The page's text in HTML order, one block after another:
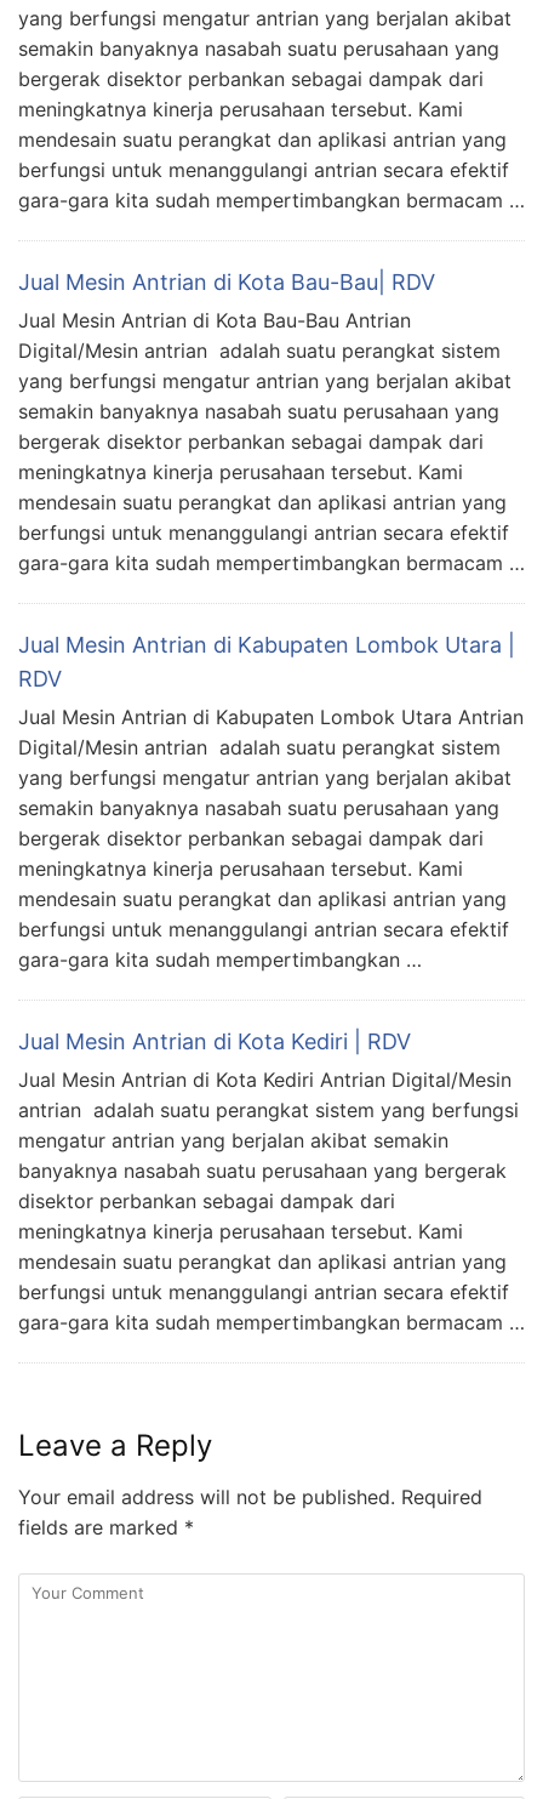
yang berfungsi mengatur antrian yang berjalan akibat
semakin banyaknya nasabah suatu perusahaan yang
bergerak disektor perbankan sebagai dampak dari
meningkatnya kinerja perusahaan tersebut. Kami
mendesain suatu perangkat dan aplikasi antrian yang
berfungsi untuk menanggulangi antrian secara efektif
gara-gara kita sudah mempertimbangkan bermacam …
Jual Mesin Antrian di Kota Bau-Bau| RDV
Jual Mesin Antrian di Kota Bau-Bau Antrian
Digital/Mesin antrian adalah suatu perangkat sistem
yang berfungsi mengatur antrian yang berjalan akibat
semakin banyaknya nasabah suatu perusahaan yang
bergerak disektor perbankan sebagai dampak dari
meningkatnya kinerja perusahaan tersebut. Kami
mendesain suatu perangkat dan aplikasi antrian yang
berfungsi untuk menanggulangi antrian secara efektif
gara-gara kita sudah mempertimbangkan bermacam …
Jual Mesin Antrian di Kabupaten Lombok Utara |
RDV
Jual Mesin Antrian di Kabupaten Lombok Utara Antrian
Digital/Mesin antrian adalah suatu perangkat sistem
yang berfungsi mengatur antrian yang berjalan akibat
semakin banyaknya nasabah suatu perusahaan yang
bergerak disektor perbankan sebagai dampak dari
meningkatnya kinerja perusahaan tersebut. Kami
mendesain suatu perangkat dan aplikasi antrian yang
berfungsi untuk menanggulangi antrian secara efektif
gara-gara kita sudah mempertimbangkan …
Jual Mesin Antrian di Kota Kediri | RDV
Jual Mesin Antrian di Kota Kediri Antrian Digital/Mesin
antrian adalah suatu perangkat sistem yang berfungsi
mengatur antrian yang berjalan akibat semakin
banyaknya nasabah suatu perusahaan yang bergerak
disektor perbankan sebagai dampak dari
meningkatnya kinerja perusahaan tersebut. Kami
mendesain suatu perangkat dan aplikasi antrian yang
berfungsi untuk menanggulangi antrian secara efektif
gara-gara kita sudah mempertimbangkan bermacam …
Leave a Reply
Your email address will not be published. Required
fields are marked *